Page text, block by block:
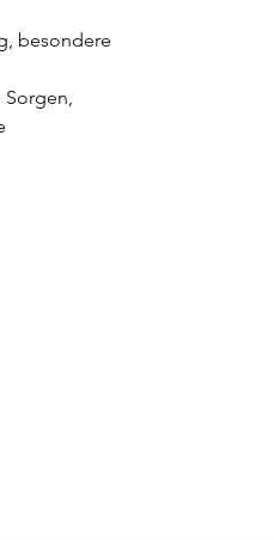
besondere
Sorgen,